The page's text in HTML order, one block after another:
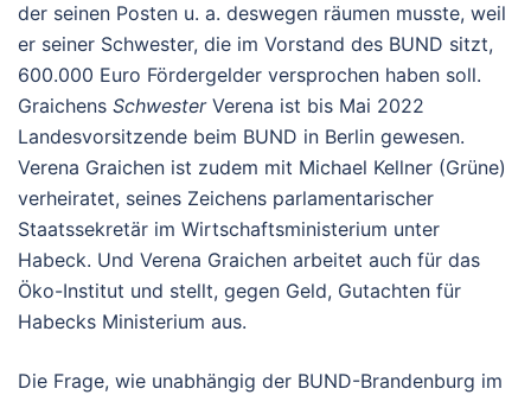
der seinen Posten u. a. deswegen räumen musste, weil
er seiner Schwester, die im Vorstand des BUND sitzt,
600.000 Euro Fördergelder versprochen haben soll.
Graichens Schwester Verena ist bis Mai 2022
Landesvorsitzende beim BUND in Berlin gewesen.
Verena Graichen ist zudem mit Michael Kellner (Grüne)
verheiratet, seines Zeichens parlamentarischer
Staatssekretär im Wirtschaftsministerium unter
Habeck. Und Verena Graichen arbeitet auch für das
Öko-Institut und stellt, gegen Geld, Gutachten für
Habecks Ministerium aus.
Die Frage, wie unabhängig der BUND-Brandenburg im